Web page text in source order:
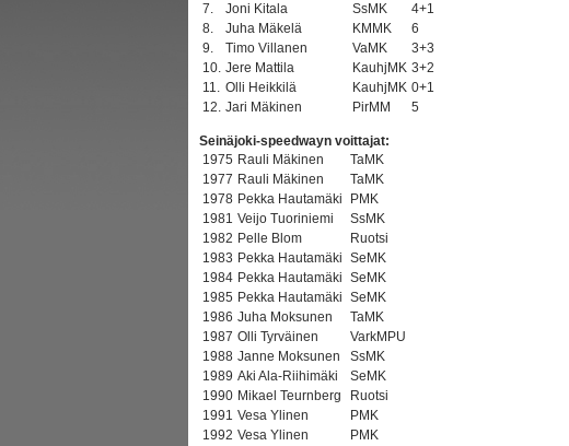
7.
Joni Kitala SsMK
4+1
8.
Juha Mäkelä KMMK
6
9.
Timo Villanen VaMK
3+3
10. Jere Mattila KauhjMK 3+2
11. Olli Heikkilä KauhjMK 0+1
12. Jari Mäkinen PirMM 5
Seinäjoki-speedwayn voittajat:
1975 Rauli Mäkinen
TaMK
1977 Rauli Mäkinen
TaMK
1978 Pekka Hautamäki
PMK
1981 Veijo Tuoriniemi
SsMK
1982 Pelle Blom
Ruotsi
1983 Pekka Hautamäki SeMK
1984 Pekka Hautamäki SeMK
1985 Pekka Hautamäki SeMK
1986 Juha Moksunen
TaMK
1987 Olli Tyrväinen
VarkMPU
1988 Janne Moksunen
SsMK
1989 Aki Ala-Riihimäki
SeMK
1990 Mikael Teurnberg
Ruotsi
1991 Vesa Ylinen
PMK
1992 Vesa Ylinen
PMK